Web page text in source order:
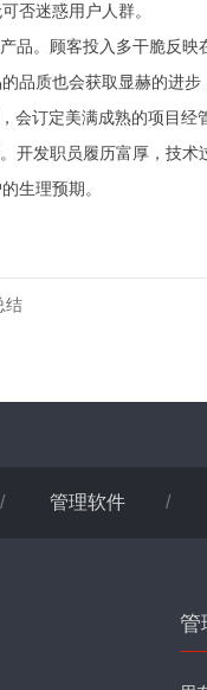
否迷惑用户人群。
品。顾客投入多干脆反
品质也会获取显赫的进步
会订定美满成熟的项目
开发职员履历富厚，技
生理预期。
结
/ 管理软件 /
管